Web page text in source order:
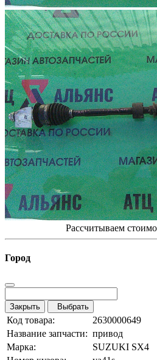
Рассчитываем
Город
Закрыть Выбрать
Код товара:
2630000649
Название запчасти: привод
Марка:
SUZUKI SX4